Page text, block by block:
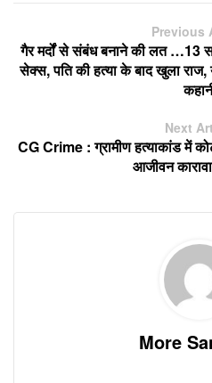
Previous
गैर मर्दों से संबंध बनाने की लत …13
सेक्स, पति की हत्या के बाद खुला राज,
Next
CG Crime : ग्रामीण हत्याकांड में
आजीवन
More